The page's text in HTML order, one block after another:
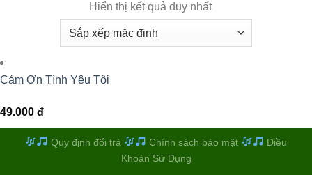
Hiển thị kết quả duy nhất
Cám Ơn Tình Yêu Tôi
49.000 đ
Quy định đổi trả Chính sách bảo mật
Điều
Khoản Sử Dụng